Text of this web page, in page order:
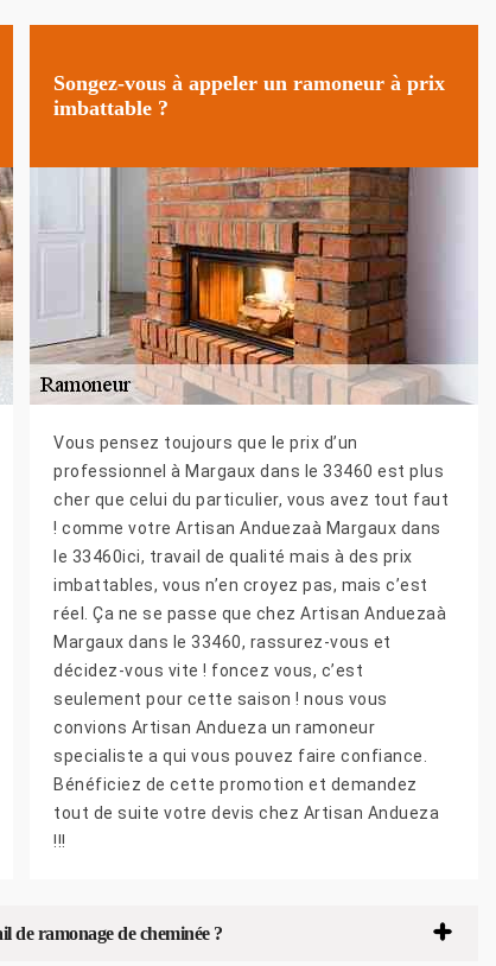
Songez-vous à appeler un ramoneur à prix
imbattable ?
Vous pensez toujours que le prix d’un
professionnel à Margaux dans le 33460 est plus
cher que celui du particulier, vous avez tout faut
! comme votre Artisan Anduezaà Margaux dans
le 33460ici, travail de qualité mais à des prix
imbattables, vous n’en croyez pas, mais c’est
réel. Ça ne se passe que chez Artisan Anduezaà
Margaux dans le 33460, rassurez-vous et
décidez-vous vite ! foncez vous, c’est
seulement pour cette saison ! nous vous
convions Artisan Andueza un ramoneur
specialiste a qui vous pouvez faire confiance.
Bénéficiez de cette promotion et demandez
tout de suite votre devis chez Artisan Andueza
!!!
ramonage de cheminée ?